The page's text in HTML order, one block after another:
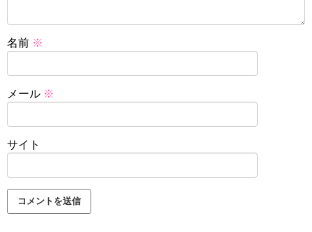
名前 ※
メール ※
サイト